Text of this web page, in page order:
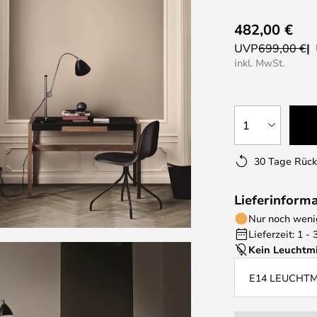
482,00 €
UVP699,00 €
inkl. MwSt.
1
30 Tage
Nur noch
Lieferzeit: 1 -
Kein
E14